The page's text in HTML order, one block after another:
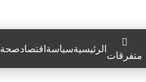
متفرقاتالرئيسيةسياسةاقتصادصحة